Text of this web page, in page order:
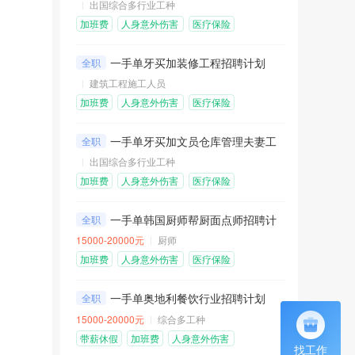
找工作
出国综合多行业工种
加班费
人身意外伤害
医疗保险
全职
一手单牙买加装修工程招聘计划
建筑工程施工人员
加班费
人身意外伤害
医疗保险
全职
一手单牙买加文员仓库管理夫妻工招聘计划
出国综合多行业工种
加班费
人身意外伤害
医疗保险
全职
一手单韩国厨师帮厨面点师招聘计划
15000-20000元
厨师
加班费
人身意外伤害
医疗保险
全职
一手单奥地利餐饮行业招聘计划
15000-20000元
综合多工种
带薪休假
加班费
人身意外伤害